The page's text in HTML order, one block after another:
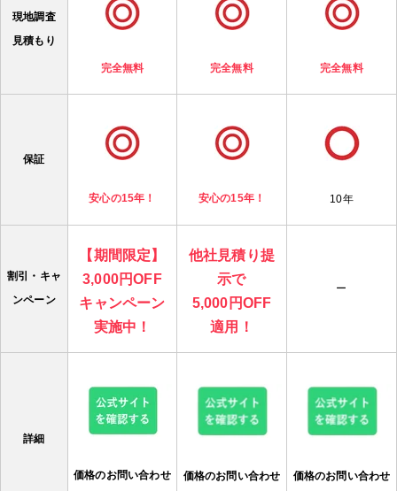
現地調査
見積もり
完全無料 完全無料 完全無料
保証
安心の15年！ 安心の15年！ 10年
割引・キャ
ンペーン
【期間限定】
3,000円OFF
キャンペーン
実施中！
他社見積り提
示で
5,000円OFF
適用！
ー
詳細
価格のお問い合わせ
価格のお問い合わせ
価格のお問い合わせ